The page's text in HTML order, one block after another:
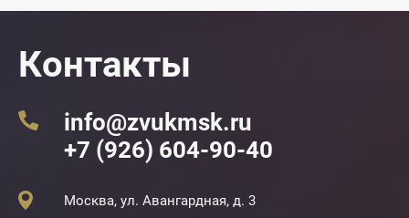
Контакты
info@zvukmsk.ru
+7 (926) 604-90-40
Москва, ул. Авангардная, д. 3